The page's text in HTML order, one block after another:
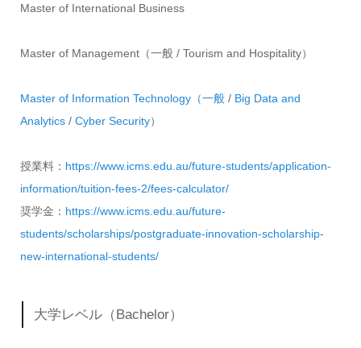
Master of International Business
Master of Management（一般 / Tourism and Hospitality）
Master of Information Technology（一般/ Big Data and
Analytics/ Cyber Security）
授業料： https://www.icms.edu.au/future-students/application-
information/tuition-fees-2/fees-calculator/
奨学金： https://www.icms.edu.au/future-
students/scholarships/postgraduate-innovation-scholarship-
new-international-students/
大学レベル（Bachelor）